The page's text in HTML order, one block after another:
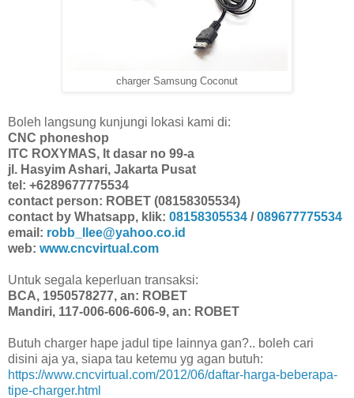
charger Samsung Coconut
Boleh langsung kunjungi lokasi kami di:
CNC phoneshop
ITC ROXYMAS, lt dasar no 99-a
jl. Hasyim Ashari, Jakarta Pusat
tel: +6289677775534
contact person: ROBET (08158305534)
contact by Whatsapp, klik: 08158305534 /089677775534
email: robb_llee@yahoo.co.id
web: www.cncvirtual.com
Untuk segala keperluan transaksi:
BCA, 1950578277, an: ROBET
Mandiri, 117-006-606-606-9, an: ROBET
Butuh charger hape jadul tipe lainnya gan?.. boleh cari
disini aja ya, siapa tau ketemu yg agan butuh:
https://www.cncvirtual.com/2012/06/daftar-harga-beberapa-
tipe-charger.html